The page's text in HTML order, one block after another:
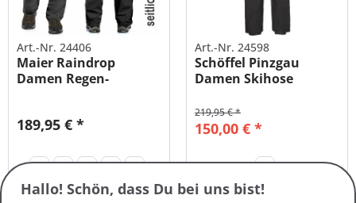
Art.-Nr. 24406
Maier Raindrop
Damen Regen-
189,95 € *
22 23 24 25 +4
Art.-Nr. 24598
Schöffel Pinzgau
Damen Skihose
150,00 € *
219,95 € *
76
Hallo! Schön, dass Du bei uns bist!